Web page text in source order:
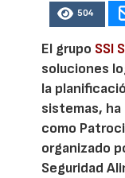
504
El grupo SSI
soluciones
la
sistemas,
como
organizado
Seguridad